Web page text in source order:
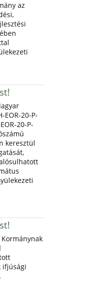
az
EOR-20-P-
20-P-
keresztül
ifjúsági